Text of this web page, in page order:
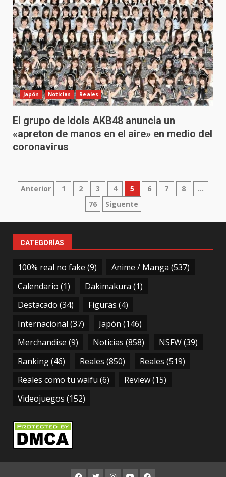
Japón Noticias Reales
El grupo de Idols AKB48 anuncia un
«apreton de manos en el aire» en medio del
coronavirus
Paginación
entradas
Anterior 1 2 3 4 5 6 7 8
…
76
Siguente
CATEGORÍAS
100% real no fake (9) Anime / Manga (537)
Calendario (1) Dakimakura (1)
Destacado (34) Figuras (4)
Internacional (37) Japón (146)
Merchandise (9) Noticias (858) NSFW(39)
Ranking(46) Reales (850) Reales (519)
Reales como tu waifu (6) Review(15)
Videojuegos (152)